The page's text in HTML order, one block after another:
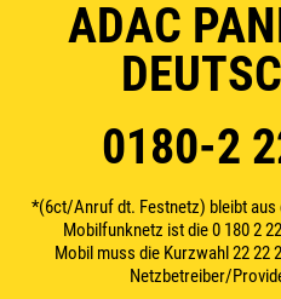
ADAC
0180-2
*(6ct/Anruf dt. Festnetz) bleibt aus
Mobilfunknetz ist die 0 180 2
Mobil muss die Kurzwahl 22 22
Netzbetreiber/